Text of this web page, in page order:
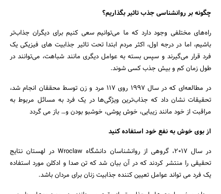
جستجو
چگونه بر روانشناسی جذب تاثیر بگذاریم؟
راه‌های مختلفی وجود دارد که ما می‌توانیم سعی کنیم برای دیگران جذاب‌تر
باشیم، اما در درجه اول، اکثر مردم ابتدا تحت تاثیر جذابیت های فیزیکی یک
فرد قرار می‌گیرند و سپس بسته به عوامل دیگری مانند شباهت، می‌توانند در
طول زمان کم و بیش جذب کسی شوند.
در مطالعه‌ای که در سال 1997 روی 117 مرد و زن توسط محققان انجام شد،
تحقیقات نشان داد که جذاب‌ترین ویژگی‌ها در یک فرد به مسائل مربوط به
مراقبت از خود مانند زیبایی، خوش پوشی، خوشبو بودن و… باز می گردد
از بوی خوش به نفع خود استفاده کنید
در سال 2017، گروهی از روانشناسان دانشگاه Wroclaw در لهستان نتایج
تحقیقی را منتشر کردند که در آن بیان شد که تن صدا و ادکلن مورد استفاده
یک فرد می تواند عوامل تعیین کننده جذابیت زنان برای مردان باشد.